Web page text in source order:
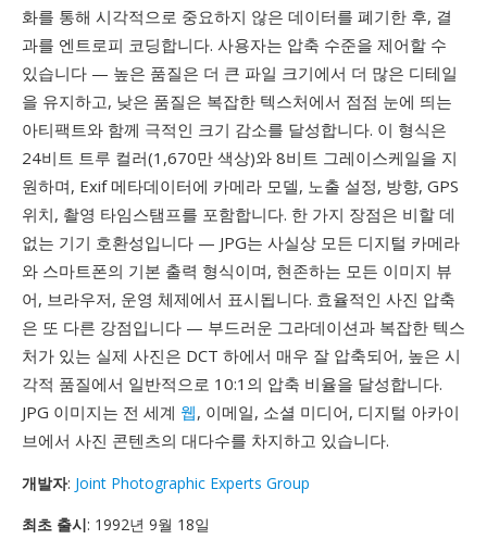
화를 통해 시각적으로 중요하지 않은 데이터를 폐기한 후, 결
과를 엔트로피 코딩합니다. 사용자는 압축 수준을 제어할 수
있습니다 — 높은 품질은 더 큰 파일 크기에서 더 많은 디테일
을 유지하고, 낮은 품질은 복잡한 텍스처에서 점점 눈에 띄는
아티팩트와 함께 극적인 크기 감소를 달성합니다. 이 형식은
24비트 트루 컬러(1,670만 색상)와 8비트 그레이스케일을 지
원하며, Exif 메타데이터에 카메라 모델, 노출 설정, 방향, GPS
위치, 촬영 타임스탬프를 포함합니다. 한 가지 장점은 비할 데
없는 기기 호환성입니다 — JPG는 사실상 모든 디지털 카메라
와 스마트폰의 기본 출력 형식이며, 현존하는 모든 이미지 뷰
어, 브라우저, 운영 체제에서 표시됩니다. 효율적인 사진 압축
은 또 다른 강점입니다 — 부드러운 그라데이션과 복잡한 텍스
처가 있는 실제 사진은 DCT 하에서 매우 잘 압축되어, 높은 시
각적 품질에서 일반적으로 10:1의 압축 비율을 달성합니다.
JPG 이미지는 전 세계 웹, 이메일, 소셜 미디어, 디지털 아카이
브에서 사진 콘텐츠의 대다수를 차지하고 있습니다.
개발자: Joint Photographic Experts Group
최초 출시: 1992년 9월 18일